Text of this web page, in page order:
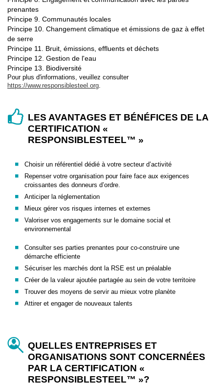
prenantes
Principe 9. Communautés locales
Principe 10. Changement climatique et émissions de gaz à effet
de serre
Principe 11. Bruit, émissions, effluents et déchets
Principe 12. Gestion de l'eau
Principe 13. Biodiversité
Pour plus d'informations, veuillez consulter
https://www.responsiblesteel.org.
LES AVANTAGES ET BÉNÉFICES DE LA
CERTIFICATION «
RESPONSIBLESTEEL™ »
Choisir un référentiel dédié à votre secteur d’activité
Repenser votre organisation pour faire face aux exigences
croissantes des donneurs d’ordre.
Anticiper la réglementation
Mieux gérer vos risques internes et externes
Valoriser vos engagements sur le domaine social et
environnemental
Consulter ses parties prenantes pour co-construire une
démarche efficiente
Sécuriser les marchés dont la RSE est un préalable
Créer de la valeur ajoutée partagée au sein de votre territoire
Trouver des moyens de servir au mieux votre planète
Attirer et engager de nouveaux talents
QUELLES ENTREPRISES ET
ORGANISATIONS SONT CONCERNÉES
PAR LA CERTIFICATION «
RESPONSIBLESTEEL™ »?